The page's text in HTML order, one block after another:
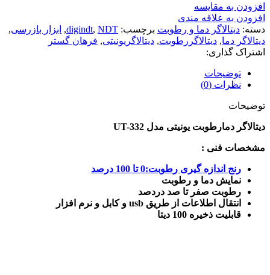
افزودن به مقایسه
افزودن به علاقه مندی
دسته: دیتالاگر دما و رطوبت برچسب: digindt, NDT
, ابزار بازرسی,
دیتالاگر دما, دیتالاگررطوبت, دیتالاگریونیتی, فرهان گستر
اشتراک گذاری:
توضیحات
نظرات (0)
توضیحات
دیتالاگر دمارطوبت یونیتی مدل UT-332
مشخصات فنی :
رنج اندازه گیری رطوبت:0 تا 100 درصد
نمایش دما و رطوبت
رطوبت صفر تا صد دردصد
انتقال اطلاعات از طریق usb و کابل و نرم افزار
قابلیت ذخیره 100 دیتا